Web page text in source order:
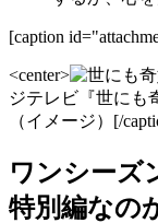
[caption
<center>
ジテレビ『世にも
（イメージ）[/
ワンシーズ
特別編なの